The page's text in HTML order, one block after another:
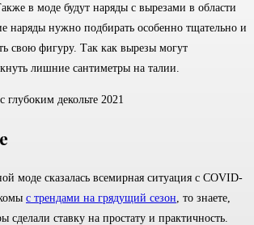
в моде будут наряды с вырезами в области
наряды нужно подбирать особенно тщательно и
свою фигуру. Так как вырезы могут
лишние сантиметры на талии.
моде сказалась всемирная ситуация с COVID-
с трендами на грядущий сезон , то знаете,
сделали ставку на простату и практичность.